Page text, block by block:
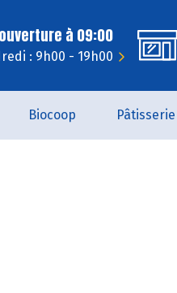
à 09:00
: 9h00 - 19h00
Biocoop